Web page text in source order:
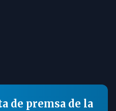
de premsa de la